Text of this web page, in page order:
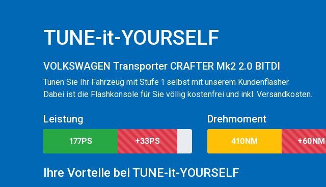
TUNE-it-YOURSELF
VOLKSWAGEN Transporter CRAFTER Mk2 2.0 BITDI
Tunen Sie Ihr Fahrzeug mit Stufe 1 selbst mit unserem Kundenflasher.
Dabei ist die Flashkonsole für Sie völlig kostenfrei und inkl. Versandkosten.
Leistung
177PS +33PS
Drehmoment
410NM +60NM
Ihre Vorteile bei TUNE-it-YOURSELF